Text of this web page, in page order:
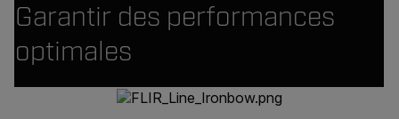
Garantir des performances
optimales